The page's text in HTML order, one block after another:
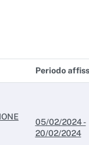
economici
Periodo
05/02/2024 -
20/02/2024